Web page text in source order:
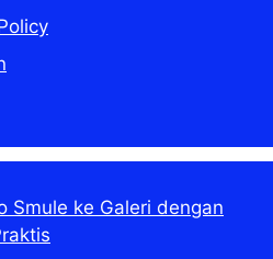
Smule ke Galeri dengan